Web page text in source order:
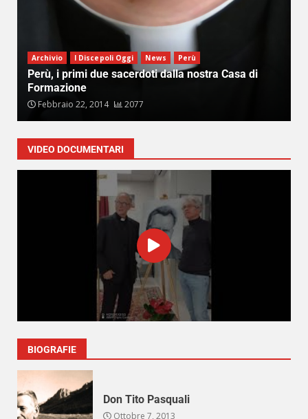
Archivio I Discepoli Oggi News Perù
Perù, i primi due sacerdoti dalla nostra Casa di
Formazione
Febbraio 22, 2014 2077
VIDEO DOCUMENTARI
BIOGRAFIE
Don Tito Pasquali
Ottobre 7, 2013